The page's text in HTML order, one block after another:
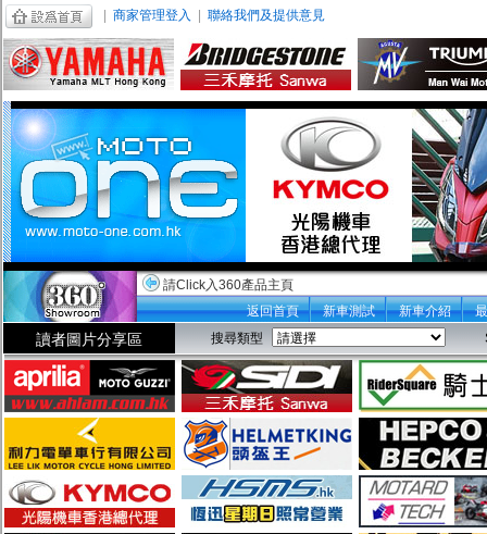
商家管理登入 聯絡我們及提供意見
請Click入360產品主頁
返回首頁
新車測試 新車介紹
讀者圖片分享區 搜尋類型